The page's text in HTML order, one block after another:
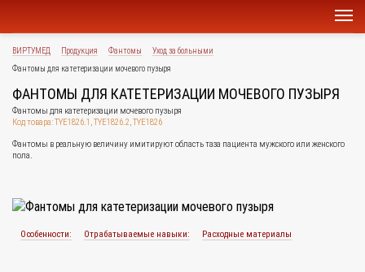
ВИРТУМЕД Продукция Фантомы
Уход за больными
Фантомы для катетеризации мочевого пузыря
ФАНТОМЫ ДЛЯ КАТЕТЕРИЗАЦИИ МОЧЕВОГО ПУЗЫРЯ
Фантомы для катетеризации мочевого пузыря
Код товара: TYE1826.1, TYE1826.2, TYE1826
Фантомы в реальную величину имитируют область таза пациента мужского или женского
пола.
Особенности: Отрабатываемые навыки: Расходные материалы